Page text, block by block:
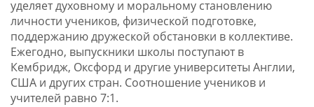
уделяет духовному и моральному становлению
личности учеников, физической подготовке,
поддержанию дружеской обстановки в коллективе.
Ежегодно, выпускники школы поступают в
Кембридж, Оксфорд и другие университеты Англии,
США и других стран. Соотношение учеников и
учителей равно 7:1.